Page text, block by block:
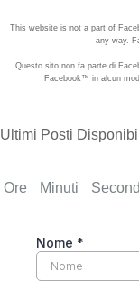
This website is not a part of
any way.
Questo sito non fa parte di
Facebook™ in alcun
Ultimi Posti
Ore Minuti